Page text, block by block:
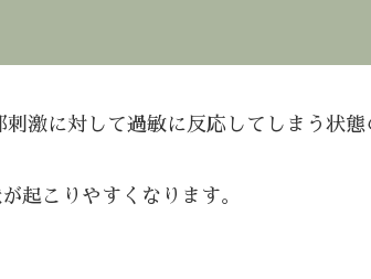
激に対して過敏に反応してしまう状態
起こりやすくなります。